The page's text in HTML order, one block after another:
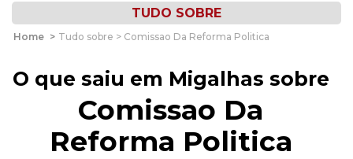
TUDO SOBRE
Home > Tudo sobre > Comissao Da Reforma Politica
O que saiu em Migalhas sobre
Comissao Da
Reforma Politica